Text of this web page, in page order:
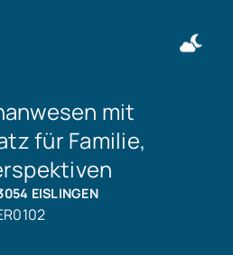
mit
für Familie,
EISLINGEN